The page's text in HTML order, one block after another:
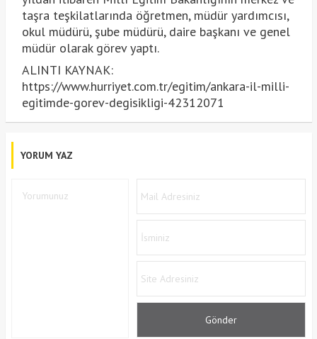
taşra teşkilatlarında öğretmen, müdür yardımcısı,
okul müdürü, şube müdürü, daire başkanı ve genel
müdür olarak görev yaptı.
ALINTI KAYNAK:
https://www.hurriyet.com.tr/egitim/ankara-il-milli-
egitimde-gorev-degisikligi-42312071
YORUM YAZ